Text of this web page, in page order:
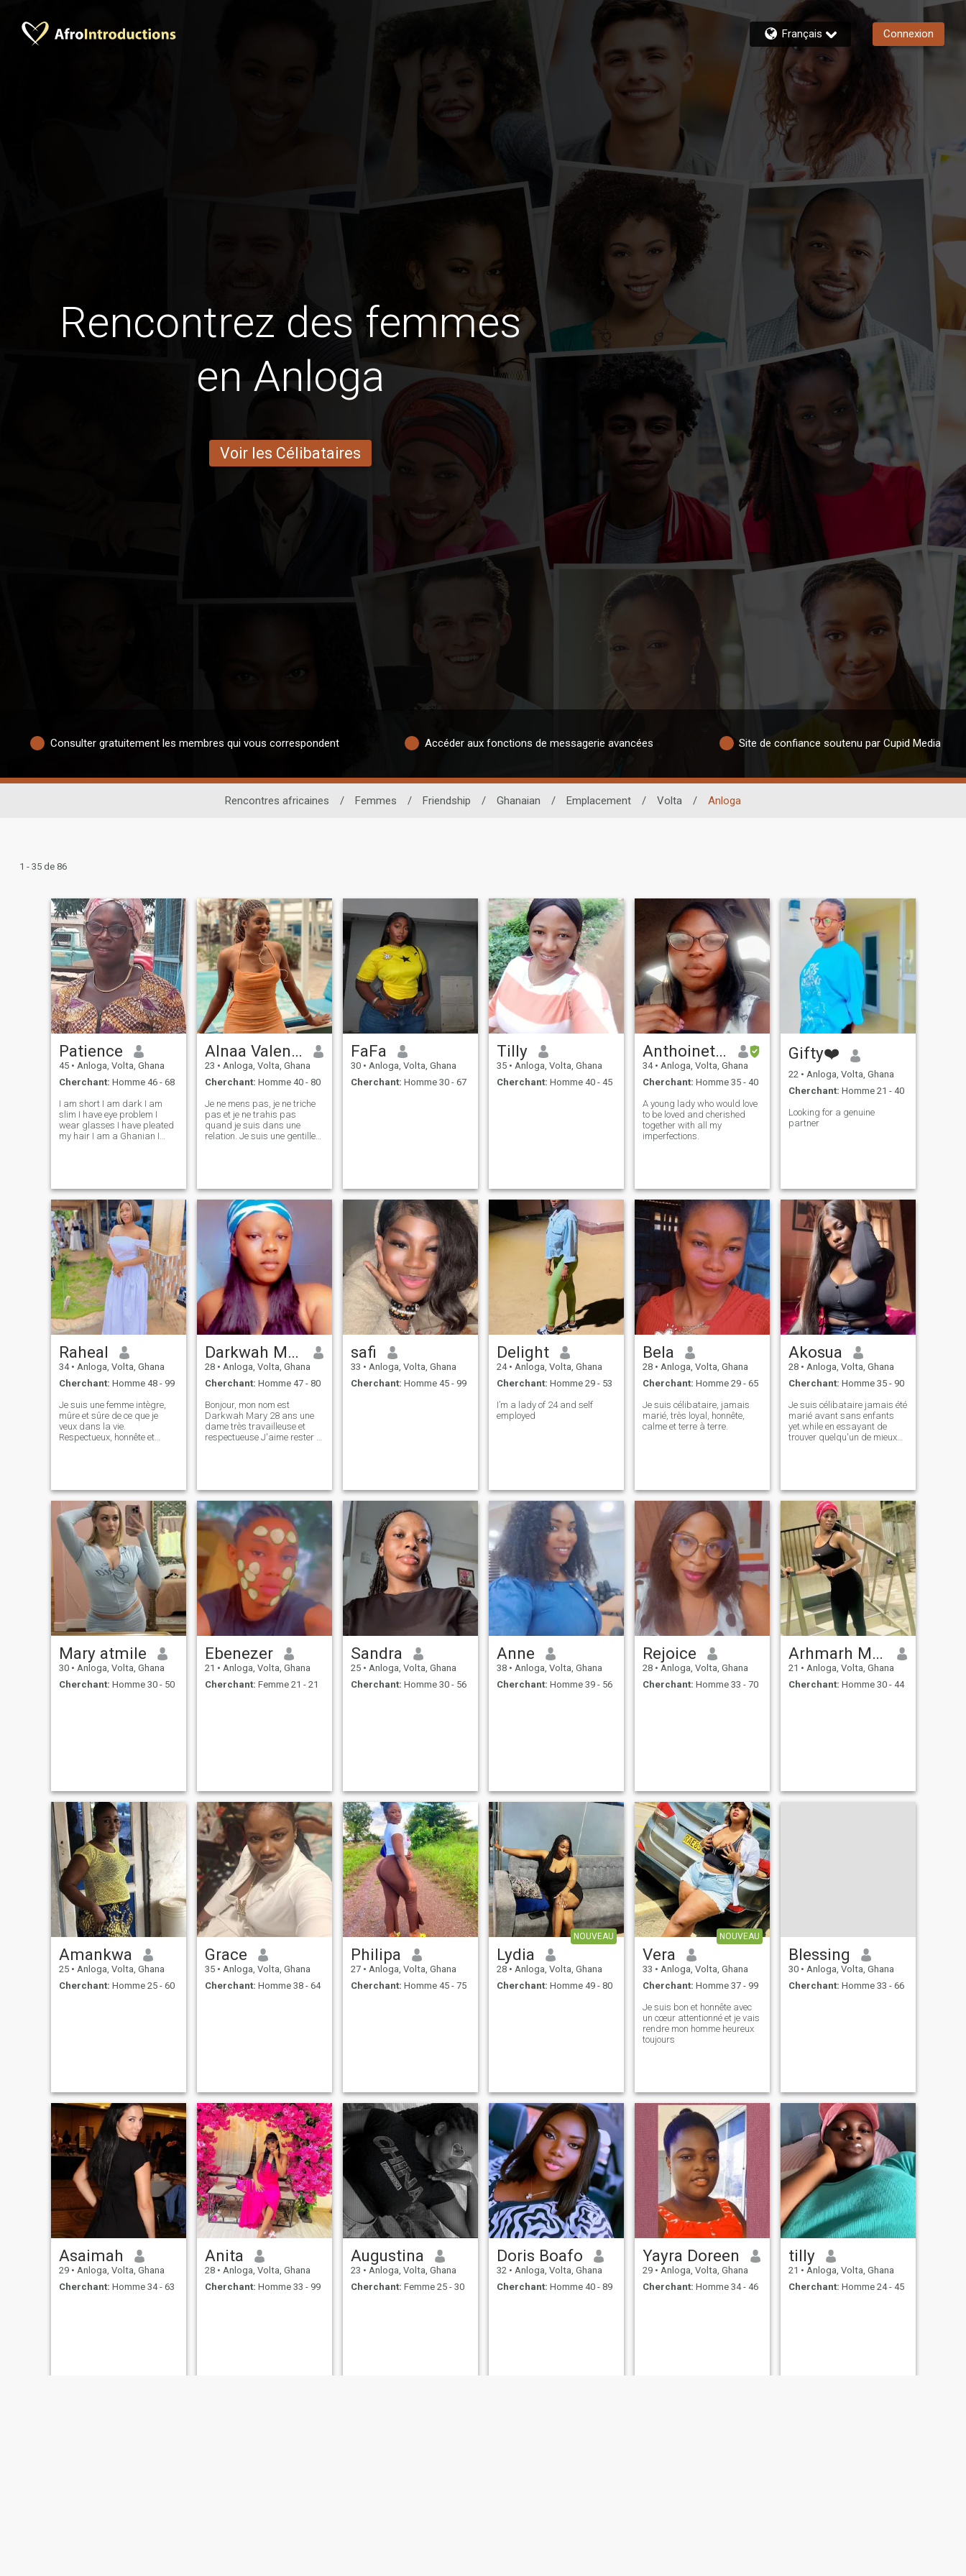
Français Connexion
Rencontrez des femmes
en Anloga
Voir les Célibataires
Consulter gratuitement les membres qui vous correspondent Accéder aux fonctions de messagerie avancées Site de confiance soutenu par Cupid Media
Rencontres africaines / Femmes / Friendship / Ghanaian / Emplacement / Volta / Anloga
1 - 35 de 86
Patience
45 • Anloga, Volta, Ghana
Cherchant: Homme 46 - 68
I am short I am dark I am
slim I have eye problem I
wear glasses I have pleated
my hair I am a Ghanian I
someone who is slim and st
Alnaa Valentina
23 • Anloga, Volta, Ghana
Cherchant: Homme 40 - 80
Je ne mens pas, je ne triche
pas et je ne trahis pas
quand je suis dans une
relation. Je suis une gentille
FaFa
30 • Anloga, Volta, Ghana
Cherchant: Homme 30 - 67
Tilly
35 • Anloga, Volta, Ghana
Cherchant: Homme 40 - 45
Anthoinette
34 • Anloga, Volta, Ghana
Cherchant: Homme 35 - 40
A young lady who would love
to be loved and cherished
together with all my
imperfections.
Gifty❤️
22 • Anloga, Volta, Ghana
Cherchant: Homme 21 - 40
Looking for a genuine
partner
Raheal
34 • Anloga, Volta, Ghana
Cherchant: Homme 48 - 99
Je suis une femme intègre,
mûre et sûre de ce que je
veux dans la vie.
Respectueux, honnête et
Darkwah Mary
28 • Anloga, Volta, Ghana
Cherchant: Homme 47 - 80
Bonjour, mon nom est
Darkwah Mary 28 ans une
dame très travailleuse et
respectueuse J'aime rester à
Je suis ici pour trouver
quelqu'un de réel pour voir ce
qui se passe après .je n'ai
pas le temps pour les jeux
alors prouvons-nous à l'autre
et peut-être que vous
pourriez être ce qui est à la
recherche. Vous pouvez m'en
dire plus sur vous si ça ne
vous dérange pas
safi
33 • Anloga, Volta, Ghana
Cherchant: Homme 45 - 99
Delight
24 • Anloga, Volta, Ghana
Cherchant: Homme 29 - 53
I’m a lady of 24 and self
employed
Bela
28 • Anloga, Volta, Ghana
Cherchant: Homme 29 - 65
Je suis célibataire, jamais
marié, très loyal, honnête,
calme et terre à terre.
Akosua
28 • Anloga, Volta, Ghana
Cherchant: Homme 35 - 90
Je suis célibataire jamais été
marié avant sans enfants
yet.while en essayant de
trouver quelqu'un de mieux
Mary atmile
30 • Anloga, Volta, Ghana
Cherchant: Homme 30 - 50
Ebenezer
21 • Anloga, Volta, Ghana
Cherchant: Femme 21 - 21
Sandra
25 • Anloga, Volta, Ghana
Cherchant: Homme 30 - 56
Anne
38 • Anloga, Volta, Ghana
Cherchant: Homme 39 - 56
Rejoice
28 • Anloga, Volta, Ghana
Cherchant: Homme 33 - 70
Arhmarh Moody
21 • Anloga, Volta, Ghana
Cherchant: Homme 30 - 44
Amankwa
25 • Anloga, Volta, Ghana
Cherchant: Homme 25 - 60
Grace
35 • Anloga, Volta, Ghana
Cherchant: Homme 38 - 64
Philipa
27 • Anloga, Volta, Ghana
Cherchant: Homme 45 - 75
NOUVEAU
Lydia
28 • Anloga, Volta, Ghana
Cherchant: Homme 49 - 80
NOUVEAU
Vera
33 • Anloga, Volta, Ghana
Cherchant: Homme 37 - 99
Je suis bon et honnête avec
un cœur attentionné et je vais
rendre mon homme heureux
toujours
Blessing
30 • Anloga, Volta, Ghana
Cherchant: Homme 33 - 66
Asaimah
29 • Anloga, Volta, Ghana
Cherchant: Homme 34 - 63
Anita
28 • Anloga, Volta, Ghana
Cherchant: Homme 33 - 99
Augustina
23 • Anloga, Volta, Ghana
Cherchant: Femme 25 - 30
Doris Boafo
32 • Anloga, Volta, Ghana
Cherchant: Homme 40 - 89
Yayra Doreen
29 • Anloga, Volta, Ghana
Cherchant: Homme 34 - 46
tilly
21 • Anloga, Volta, Ghana
Cherchant: Homme 24 - 45